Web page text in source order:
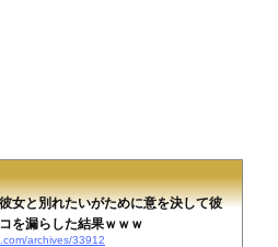
女と別れたいがために意を決して彼
を漏らした結果ｗｗｗ
archives/33912